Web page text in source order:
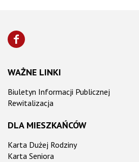
WAŻNE LINKI
Biuletyn Informacji Publicznej
Rewitalizacja
DLA MIESZKAŃCÓW
Karta Dużej Rodziny
Karta Seniora